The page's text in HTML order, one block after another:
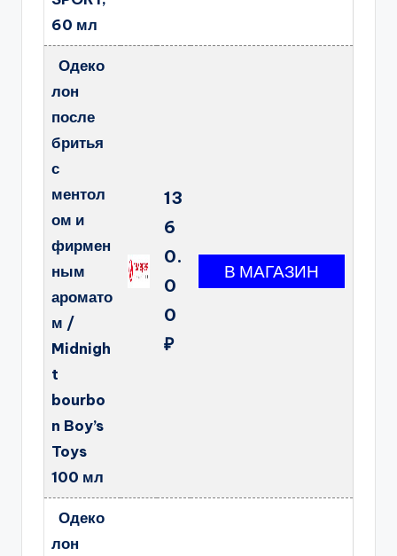
60 мл
Одеко
лон
после
бритья
с
ментол
ом и
фирмен
ным
аромато
м /
Midnigh
t
bourbo
n Boy’s
Toys
100 мл
13
6
0.
0
0
₽
Одеко
лон